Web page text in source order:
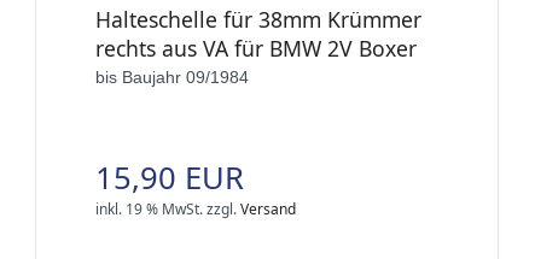
Halteschelle für 38mm Krümmer
rechts aus VA für BMW 2V Boxer
bis Baujahr 09/1984
15,90 EUR
inkl. 19 % MwSt.zzgl.Versand